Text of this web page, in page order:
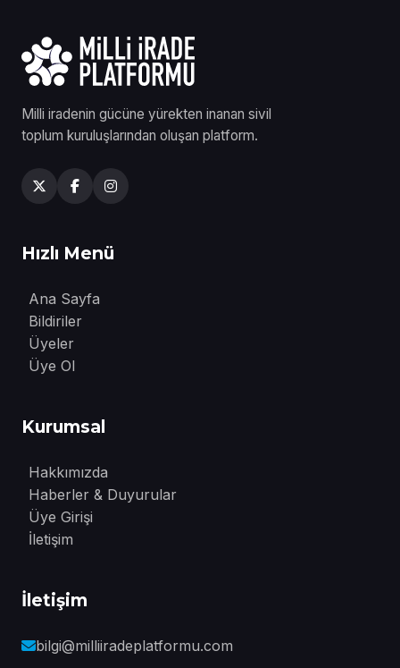
Milli iradenin gücüne yürekten inanan sivil
toplum kuruluşlarından oluşan platform.
Hızlı Menü
Ana Sayfa
Bildiriler
Üyeler
Üye Ol
Kurumsal
Hakkımızda
Haberler & Duyurular
Üye Girişi
İletişim
İletişim
bilgi@milliiradeplatformu.com